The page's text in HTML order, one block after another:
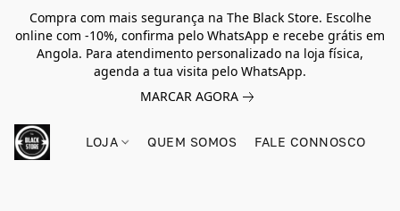
Compra com mais segurança na The Black Store. Escolhe
online com -10%, confirma pelo WhatsApp e recebe grátis em
Angola. Para atendimento personalizado na loja física,
agenda a tua visita pelo WhatsApp.
MARCAR AGORA
LOJA QUEM SOMOS FALE CONNOSCO